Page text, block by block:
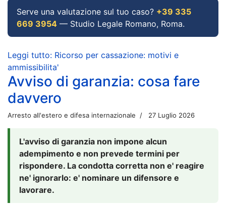
Serve una valutazione sul tuo caso? +39 335
669 3954 — Studio Legale Romano, Roma.
Leggi tutto: Ricorso per cassazione: motivi e
ammissibilita'
Avviso di garanzia: cosa fare
davvero
Arresto all'estero e difesa internazionale 27 Luglio 2026
L'avviso di garanzia non impone alcun
adempimento e non prevede termini per
rispondere. La condotta corretta non e' reagire
ne' ignorarlo: e' nominare un difensore e
lavorare.